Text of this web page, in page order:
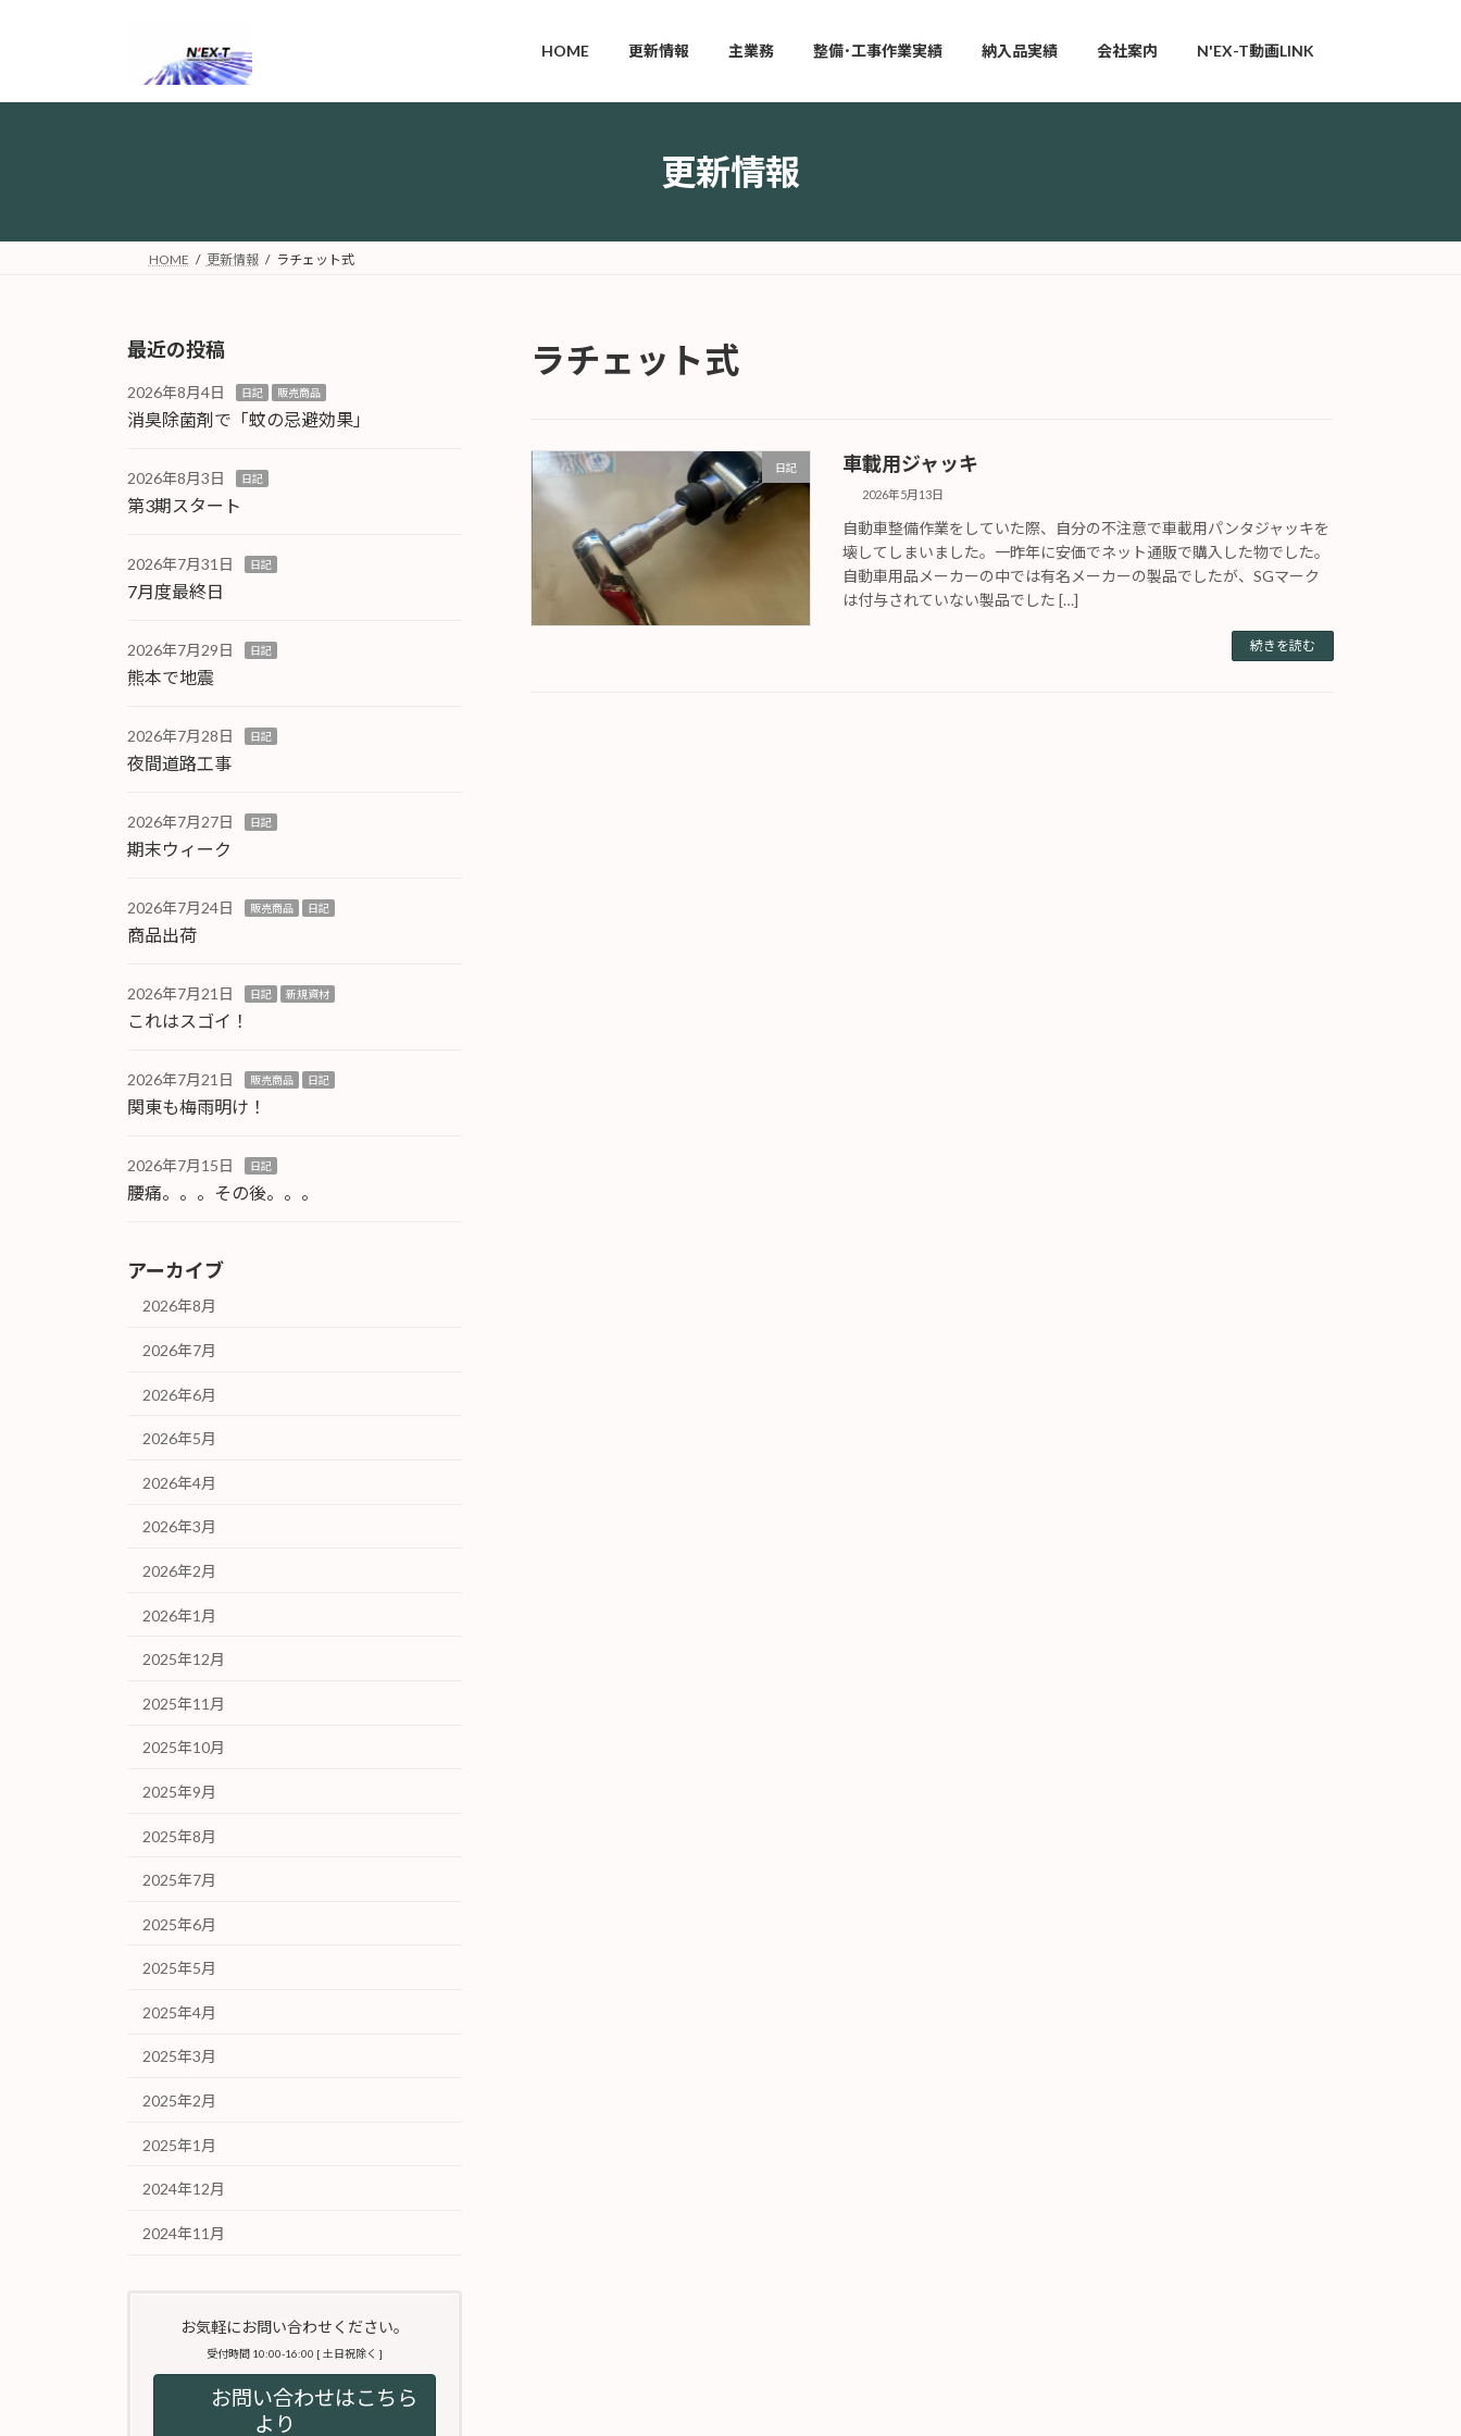
プ
動
HOME 更新情報 主業務 整備･工事作業実績 納入品実績 会社案内 N'EX-T動画LINK
更新情報
HOME 更新情報 ラチェット式
ラチェット式
日記 車載用ジャッキ
2026年5月13日
自動車整備作業をしていた際、自分の不注意で車載用パンタジャッキを
壊してしまいました。一昨年に安価でネット通販で購入した物でした。
自動車用品メーカーの中では有名メーカーの製品でしたが、SGマーク
は付与されていない製品でした […]
続きを読む
最近の投稿
2026年8月4日 日記 販売商品
消臭除菌剤で「蚊の忌避効果」
2026年8月3日 日記
第3期スタート
2026年7月31日 日記
7月度最終日
2026年7月29日 日記
熊本で地震
2026年7月28日 日記
夜間道路工事
2026年7月27日 日記
期末ウィーク
2026年7月24日 販売商品 日記
商品出荷
2026年7月21日 日記 新規資材
これはスゴイ！
2026年7月21日 販売商品 日記
関東も梅雨明け！
2026年7月15日 日記
腰痛。。。その後。。。
アーカイブ
2026年8月
2026年7月
2026年6月
2026年5月
2026年4月
2026年3月
2026年2月
2026年1月
2025年12月
2025年11月
2025年10月
2025年9月
2025年8月
2025年7月
2025年6月
2025年5月
2025年4月
2025年3月
2025年2月
2025年1月
2024年12月
2024年11月
お気軽にお問い合わせください。
受付時間 10:00-16:00 [ 土日祝除く ]
お問い合わせはこちら
より